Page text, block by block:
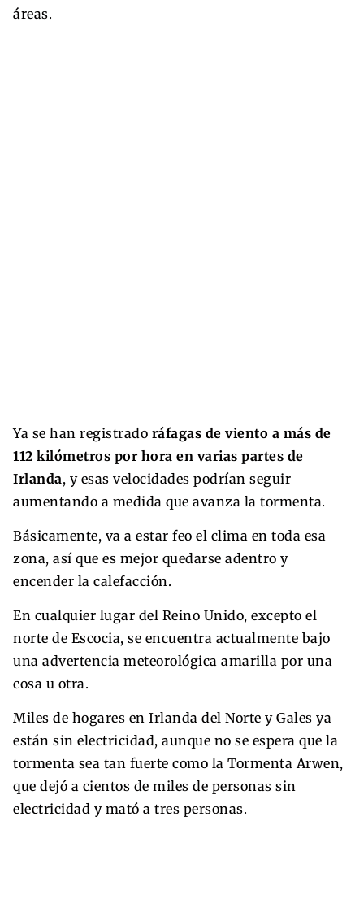
áreas.
Ya se han registrado ráfagas de viento a más de
112 kilómetros por hora en varias partes de
Irlanda, y esas velocidades podrían seguir
aumentando a medida que avanza la tormenta.
Básicamente, va a estar feo el clima en toda esa
zona, así que es mejor quedarse adentro y
encender la calefacción.
En cualquier lugar del Reino Unido, excepto el
norte de Escocia, se encuentra actualmente bajo
una advertencia meteorológica amarilla por una
cosa u otra.
Miles de hogares en Irlanda del Norte y Gales ya
están sin electricidad, aunque no se espera que la
tormenta sea tan fuerte como la Tormenta Arwen,
que dejó a cientos de miles de personas sin
electricidad y mató a tres personas.